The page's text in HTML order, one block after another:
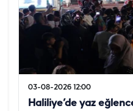
03-08-2026 12:00
Haliliye’de yaz